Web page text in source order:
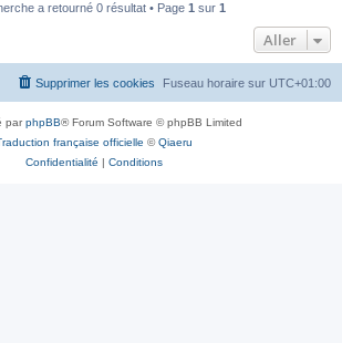
c
e
a retourné 0 résultat • Page 1 sur 1
Aller
Fuseau horaire sur UTC+01:00
Supprimer les cookies
parphpBB® Forum Software © phpBB Limited
française officielle ©Qiaeru
Confidentialité | Conditions